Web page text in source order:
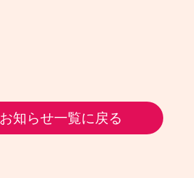
お知らせ一覧に戻る